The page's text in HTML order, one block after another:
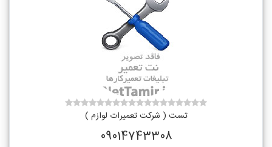
تست ( شرکت تعمیرات لوازم )
09014743308